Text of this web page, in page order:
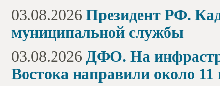
03.08.2026 Президент РФ.
муниципальной службы
03.08.2026 ДФО. На
Востока направили около